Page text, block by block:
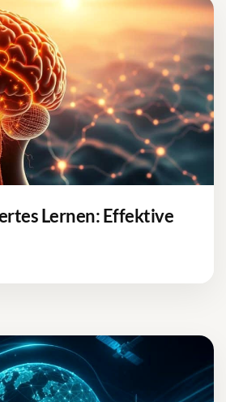
Lernen: Effektive